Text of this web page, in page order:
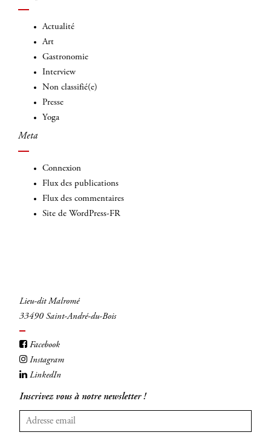
Actualité
Art
Gastronomie
Interview
Non classifié(e)
Presse
Yoga
Meta
Connexion
Flux des publications
Flux des commentaires
Site de WordPress-FR
Lieu-dit Malromé
33490 Saint-André-du-Bois
Facebook
Instagram
LinkedIn
Inscrivez vous à notre newsletter !